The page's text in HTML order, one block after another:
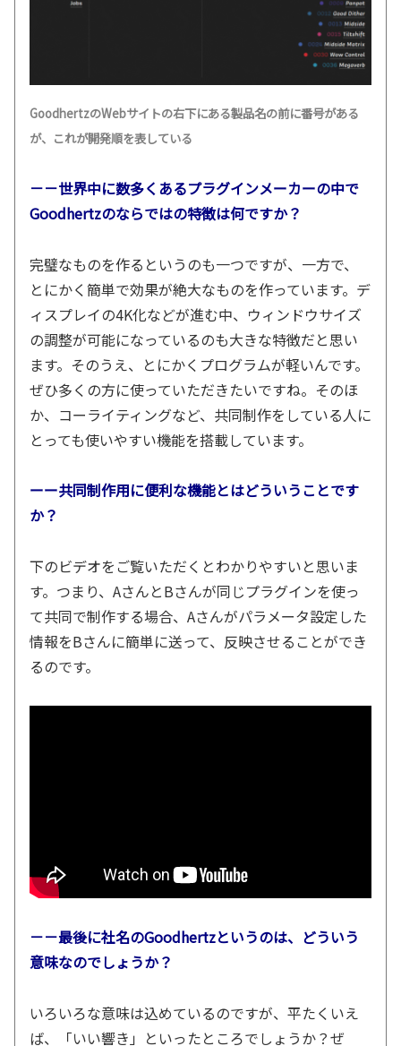
GoodhertzのWebサイトの右下にある製品名の前に番号がある
が、これが開発順を表している
－－世界中に数多くあるプラグインメーカーの中で
Goodhertzのならではの特徴は何ですか？
完璧なものを作るというのも一つですが、一方で、
とにかく簡単で効果が絶大なものを作っています。デ
ィスプレイの4K化などが進む中、ウィンドウサイズ
の調整が可能になっているのも大きな特徴だと思い
ます。そのうえ、とにかくプログラムが軽いんです。
ぜひ多くの方に使っていただきたいですね。そのほ
か、コーライティングなど、共同制作をしている人に
とっても使いやすい機能を搭載しています。
ーー共同制作用に便利な機能とはどういうことです
か？
下のビデオをご覧いただくとわかりやすいと思いま
す。つまり、AさんとBさんが同じプラグインを使っ
て共同で制作する場合、Aさんがパラメータ設定した
情報をBさんに簡単に送って、反映させることができ
るのです。
－－最後に社名のGoodhertzというのは、どういう
意味なのでしょうか？
いろいろな意味は込めているのですが、平たくいえ
ば、「いい響き」といったところでしょうか？ぜ